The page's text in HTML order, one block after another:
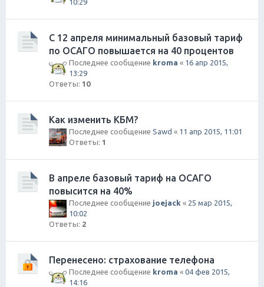
С 12 апреля минимальный базовый тариф
по ОСАГО повышается на 40 процентов
Последнее сообщение kroma « 16 апр 2015,
13:29
Ответы: 10
Как изменить КБМ?
Последнее сообщение Sawd « 11 апр 2015, 11:01
Ответы: 1
В апреле базовый тариф на ОСАГО
повысится на 40%
Последнее сообщение joejack « 25 мар 2015,
10:02
Ответы: 2
Перенесено: страхование телефона
Последнее сообщение kroma « 04 фев 2015,
14:16